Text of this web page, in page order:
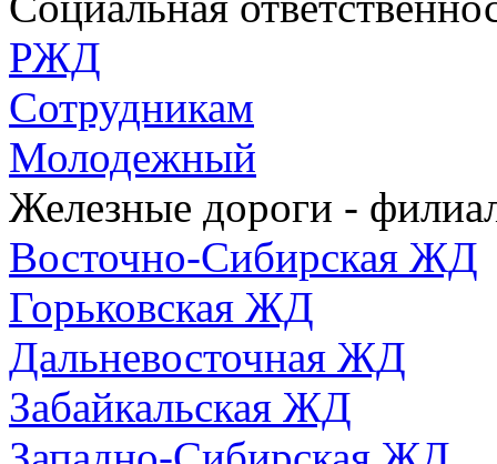
РЖД
Сотрудникам
Молодежный
Железные дороги -
Восточно-Сибирская ЖД
Горьковская ЖД
Дальневосточная ЖД
Забайкальская ЖД